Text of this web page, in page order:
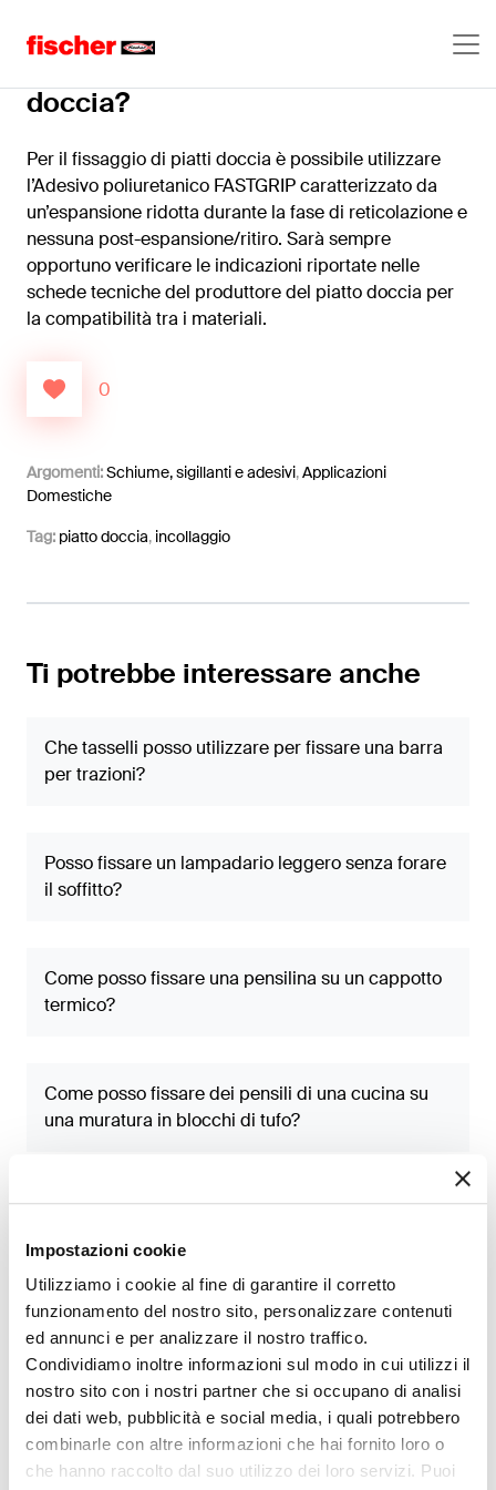
Impostazioni cookie
Utilizziamo i cookie al fine di garantire il corretto
funzionamento del nostro sito, personalizzare contenuti
ed annunci e per analizzare il nostro traffico.
Condividiamo inoltre informazioni sul modo in cui utilizzi il
nostro sito con i nostri partner che si occupano di analisi
dei dati web, pubblicità e social media, i quali potrebbero
combinarle con altre informazioni che hai fornito loro o
che hanno raccolto dal suo utilizzo dei loro servizi. Puoi
doccia?
Per il fissaggio di piatti doccia è possibile utilizzare
l’Adesivo poliuretanico FASTGRIP caratterizzato da
un’espansione ridotta durante la fase di reticolazione e
nessuna post-espansione/ritiro. Sarà sempre
opportuno verificare le indicazioni riportate nelle
schede tecniche del produttore del piatto doccia per
la compatibilità tra i materiali.
0
Argomenti:Schiume, sigillanti e adesivi,Applicazioni
Domestiche
Tag: piatto doccia, incollaggio
Ti potrebbe interessare anche
Che tasselli posso utilizzare per fissare una barra
per trazioni?
Posso fissare un lampadario leggero senza forare
il soffitto?
Come posso fissare una pensilina su un cappotto
termico?
Come posso fissare dei pensili di una cucina su
una muratura in blocchi di tufo?
Tag
analisi agli elementi finiti (FEM)
ancoranti in nylon armatura